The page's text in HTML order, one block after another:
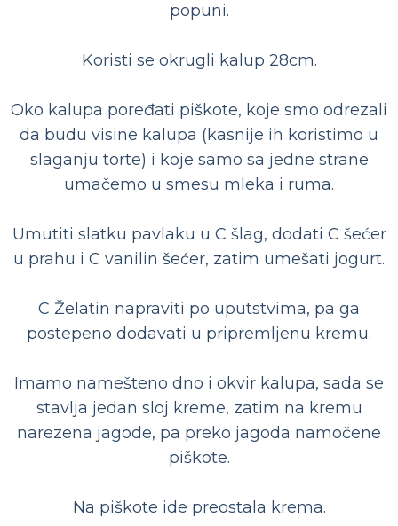
popuni.
Koristi se okrugli kalup 28cm.
Oko kalupa poređati piškote, koje smo odrezali
da budu visine kalupa (kasnije ih koristimo u
slaganju torte) i koje samo sa jedne strane
umačemo u smesu mleka i ruma.
Umutiti slatku pavlaku u C šlag, dodati C šećer
u prahu i C vanilin šećer, zatim umešati jogurt.
C Želatin napraviti po uputstvima, pa ga
postepeno dodavati u pripremljenu kremu.
Imamo namešteno dno i okvir kalupa, sada se
stavlja jedan sloj kreme, zatim na kremu
narezena jagode, pa preko jagoda namočene
piškote.
Na piškote ide preostala krema.